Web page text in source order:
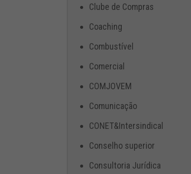
Clube de Compras
Coaching
Combustível
Comercial
COMJOVEM
Comunicação
CONET&Intersindical
Conselho superior
Consultoria Jurídica